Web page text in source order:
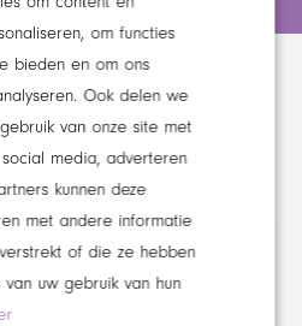
om functies
bieden en om ons
Ook delen we
van onze site met
media, adverteren
kunnen deze
met andere informatie
of die ze hebben
uw gebruik van hun